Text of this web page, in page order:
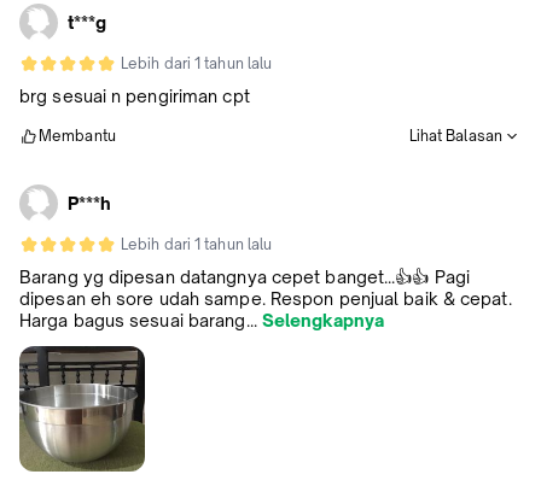
t***g
Lebih dari 1 tahun lalu
brg sesuai n pengiriman cpt
Membantu Lihat Balasan
P***h
Lebih dari 1 tahun lalu
Barang yg dipesan datangnya cepet banget...👍👍 Pagi
dipesan eh sore udah sampe. Respon penjual baik & cepat.
Harga bagus sesuai barang... Selengkapnya